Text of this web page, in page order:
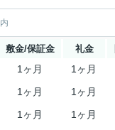
敷金/保証金 礼金
1ヶ月 1ヶ月
1ヶ月 1ヶ月
1ヶ月 1ヶ月